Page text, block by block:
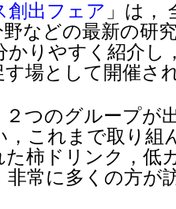
創出フェア 」は，
などの最新の研
りやすく紹介し
場として開催さ
つのグループが
，これまで取り組
た柿ドリンク，低
非常に多くの方が